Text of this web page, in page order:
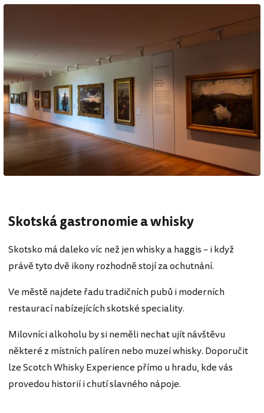
Skotská gastronomie a whisky
Skotsko má daleko víc než jen whisky a haggis – i když
právě tyto dvě ikony rozhodně stojí za ochutnání.
Ve městě najdete řadu tradičních pubů i moderních
restaurací nabízejících skotské speciality.
Milovníci alkoholu by si neměli nechat ujít návštěvu
některé z místních palíren nebo muzeí whisky. Doporučit
lze Scotch Whisky Experience přímo u hradu, kde vás
provedou historií i chutí slavného nápoje.